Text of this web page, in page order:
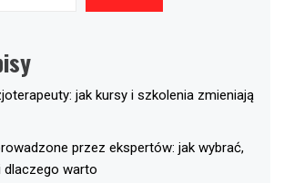
jak kursy i szkolenia zmieniają
przez ekspertów: jak wybrać,
warto